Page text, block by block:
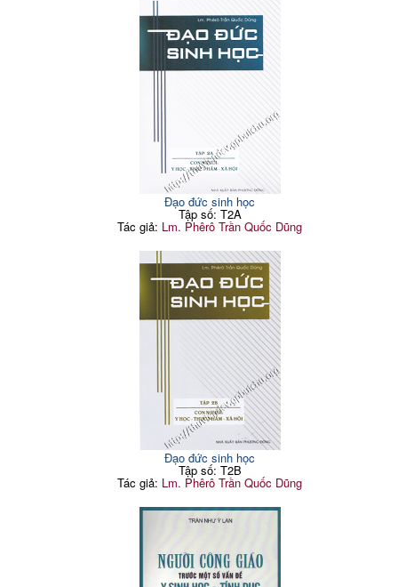
Đạo đức sinh học
Tập số: T2A
Tác giả: Lm. Phêrô Trần Quốc Dũng
Đạo đức sinh học
Tập số: T2B
Tác giả: Lm. Phêrô Trần Quốc Dũng